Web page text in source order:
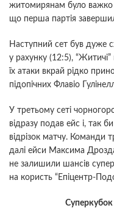
житомирянам було важко
що перша партія
Наступний сет був дуже
у рахунку (12:5),
їх атаки вкрай рідко
підопічних Флавіо
У третьому сеті
відразу подав ейс і, так
відрізок матчу. Команди
далі ейси Максима
не залишили шансів
на користь “Епіцентр-
Суперкубок